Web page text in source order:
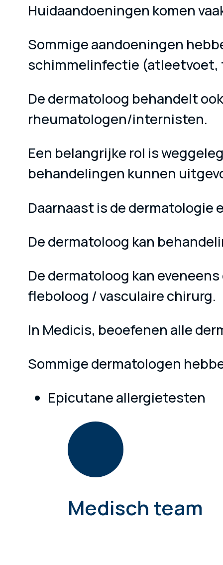
Huidaandoeningen komen
Sommige aandoeningen
schimmelinfectie
De dermatoloog behandelt
rheumatologen/internisten.
Een belangrijke rol is
behandelingen kunnen
Daarnaast is de
De dermatoloog kan
De dermatoloog kan
fleboloog / vasculaire chirurg.
In Medicis, beoefenen alle
Sommige dermatologen
Epicutane allergietesten
Medisch team